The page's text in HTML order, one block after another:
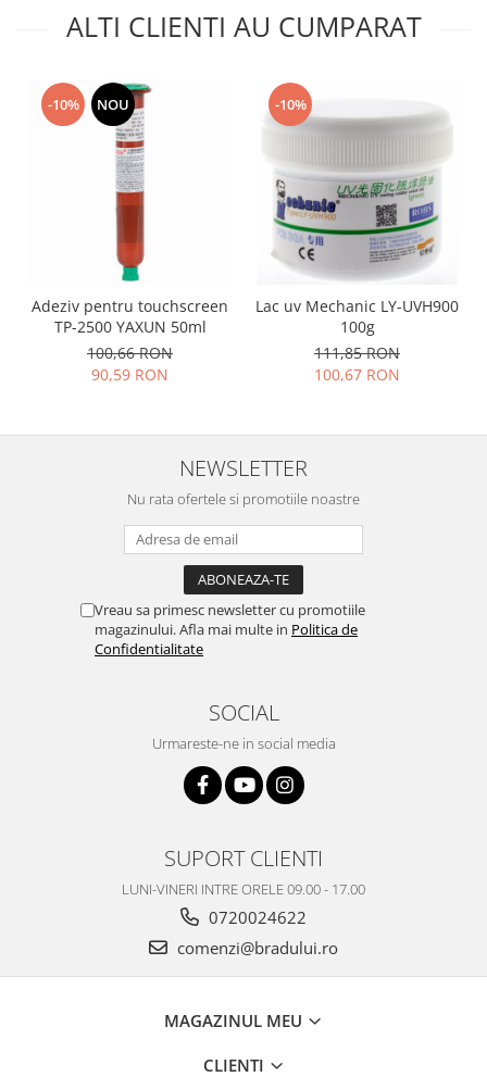
Nokia
Philips
Touchscreen Huawei
Touchscreen Lenovo
Touchscreen Samsung
Vodafone
Vonino
ALTI CLIENTI AU CUMPARAT
-10% NOU
Adeziv pentru touchscreen
TP-2500 YAXUN 50ml
100,66 RON
90,59 RON
-10%
Lac uv Mechanic LY-UVH900
100g
111,85 RON
100,67 RON
NEWSLETTER
Nu rata ofertele si promotiile noastre
Vreau sa primesc newsletter cu promotiile
magazinului. Afla mai multe in Politica de
Confidentialitate
SOCIAL
Urmareste-ne in social media
SUPORT CLIENTI
LUNI-VINERI INTRE ORELE 09.00 - 17.00
0720024622
comenzi@bradului.ro
MAGAZINUL MEU
CLIENTI